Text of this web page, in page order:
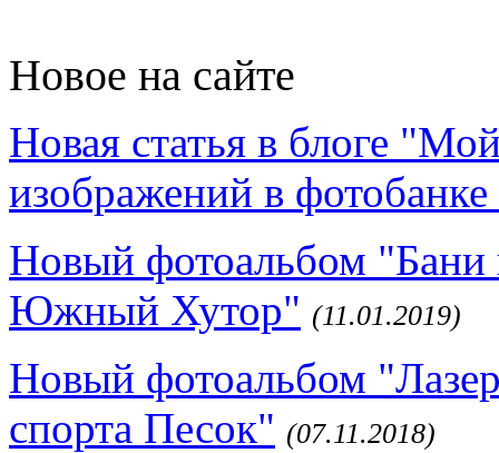
Новое на сайте
Новая статья в блоге
изображений в
Новый фотоальбом "Бани
Южный Хутор" (11.01.2019)
Новый фотоальбом
спорта Песок" (07.11.2018)